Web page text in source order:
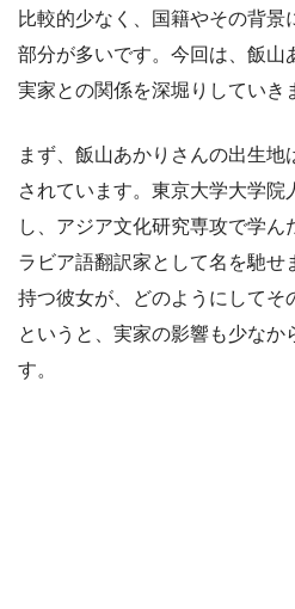
比較的少なく、国籍やその背景
部分が多いです。今回は、飯山
実家との関係を深堀りしていき
まず、飯山あかりさんの出生
されています。東京大学大学院
し、アジア文化研究専攻で学ん
ラビア語翻訳家として名を馳せ
持つ彼女が、どのようにしてそ
というと、実家の影響も少なか
す。